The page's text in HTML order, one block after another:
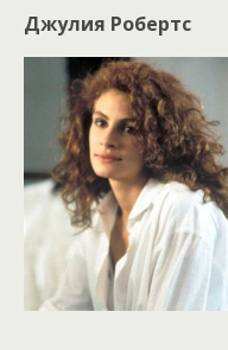
Джулия Робертс